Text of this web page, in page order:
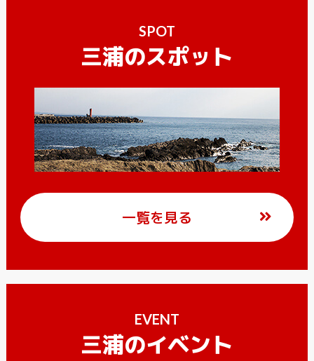
SPOT
三浦のスポット
一覧を見る
EVENT
三浦のイベント